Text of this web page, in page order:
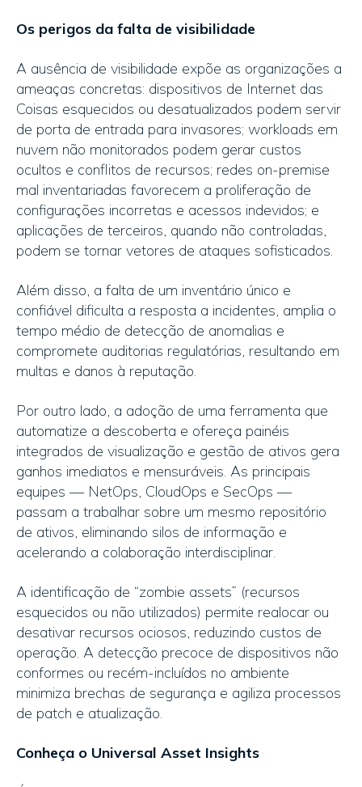
Os perigos da falta de visibilidade
A ausência de visibilidade expõe as organizações a
ameaças concretas: dispositivos de Internet das
Coisas esquecidos ou desatualizados podem servir
de porta de entrada para invasores; workloads em
nuvem não monitorados podem gerar custos
ocultos e conflitos de recursos; redes on-premise
mal inventariadas favorecem a proliferação de
configurações incorretas e acessos indevidos; e
aplicações de terceiros, quando não controladas,
podem se tornar vetores de ataques sofisticados.
Além disso, a falta de um inventário único e
confiável dificulta a resposta a incidentes, amplia o
tempo médio de detecção de anomalias e
compromete auditorias regulatórias, resultando em
multas e danos à reputação.
Por outro lado, a adoção de uma ferramenta que
automatize a descoberta e ofereça painéis
integrados de visualização e gestão de ativos gera
ganhos imediatos e mensuráveis. As principais
equipes — NetOps, CloudOps e SecOps —
passam a trabalhar sobre um mesmo repositório
de ativos, eliminando silos de informação e
acelerando a colaboração interdisciplinar.
A identificação de “zombie assets” (recursos
esquecidos ou não utilizados) permite realocar ou
desativar recursos ociosos, reduzindo custos de
operação. A detecção precoce de dispositivos não
conformes ou recém-incluídos no ambiente
minimiza brechas de segurança e agiliza processos
de patch e atualização.
Conheça o Universal Asset Insights